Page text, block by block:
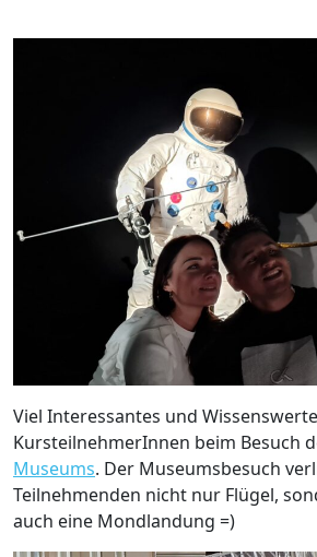
Viel Interessantes und
KursteilnehmerInnen beim Besuch
Museums. Der Museumsbesuch
Teilnehmenden nicht nur Flügel,
auch eine Mondlandung =)